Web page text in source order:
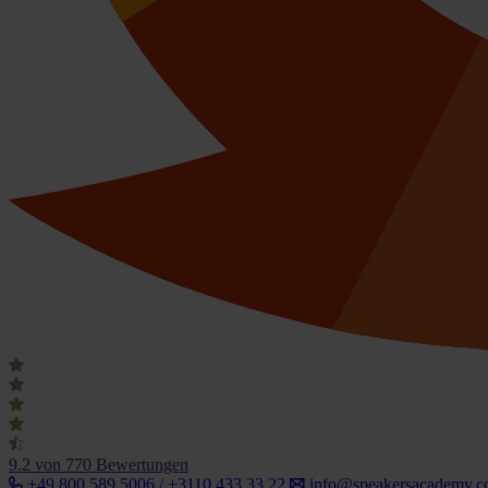
9.2 von 770 Bewertungen
+49 800 589 5006 / +3110 433 33 22